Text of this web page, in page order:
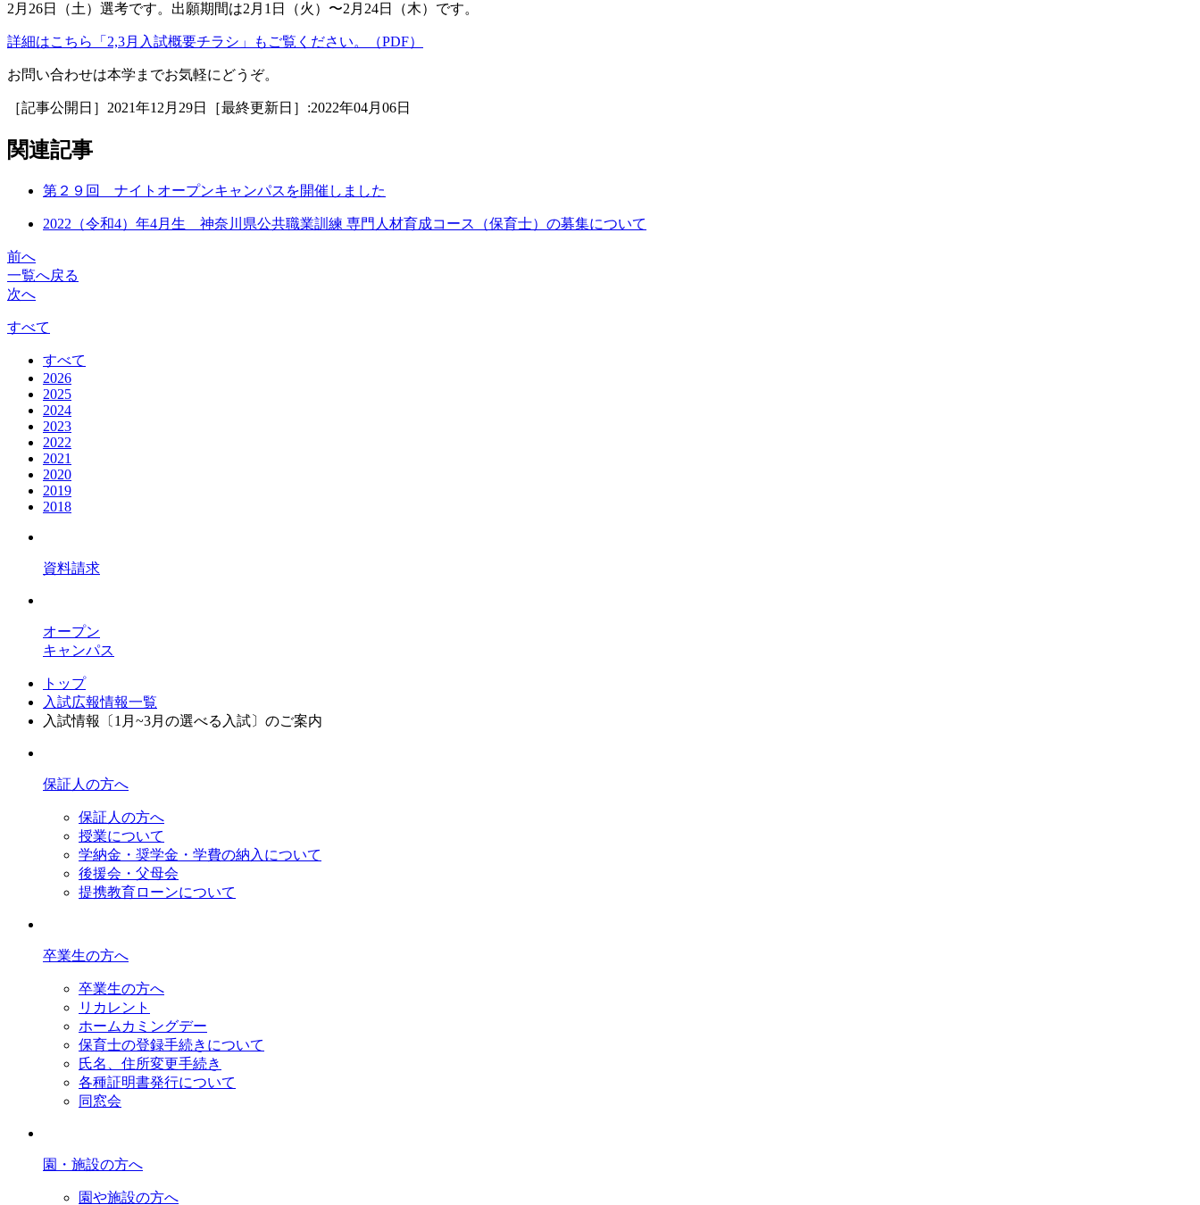
2月26日（土）選考です。出願期間は2月1日（火）〜2月24日（木）です。
詳細はこちら「2,3月入試概要チラシ」もご覧ください。（PDF）
お問い合わせは本学までお気軽にどうぞ。
［記事公開日］2021年12月29日［最終更新日］:2022年04月06日
関連記事
第２９回 ナイトオープンキャンパスを開催しました
2022（令和4）年4月生 神奈川県公共職業訓練 専門人材育成コース（保育士）の募集について
前へ
一覧へ戻る
次へ
すべて
すべて
2026
2025
2024
2023
2022
2021
2020
2019
2018
資料請求
オープン
キャンパス
トップ
入試広報情報一覧
入試情報〔1月~3月の選べる入試〕のご案内
保証人の方へ
保証人の方へ
授業について
学納金・奨学金・学費の納入について
後援会・父母会
提携教育ローンについて
卒業生の方へ
卒業生の方へ
リカレント
ホームカミングデー
保育士の登録手続きについて
氏名、住所変更手続き
各種証明書発行について
同窓会
園・施設の方へ
園や施設の方へ